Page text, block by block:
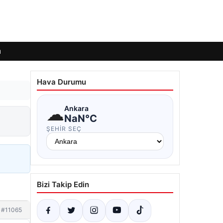
#11065
Hava Durumu
☁Ankara
NaN°C
ŞEHIR SEÇ
Bizi Takip Edin